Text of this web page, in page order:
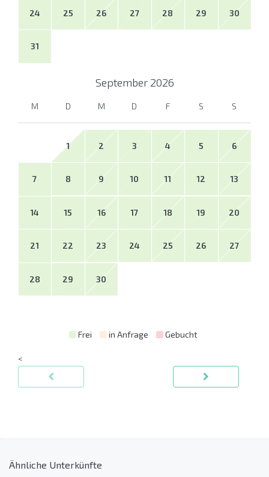
24 25 26 27 28 29 30
31
September 2026
M D M D F S S
1 2 3 4 5 6
7 8 9 10 11 12 13
14 15 16 17 18 19 20
21 22 23 24 25 26 27
28 29 30
Frei in Anfrage Gebucht
<
Ähnliche Unterkünfte